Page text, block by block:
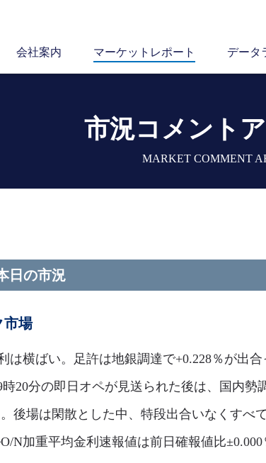
会社案内 マーケットレポート データ
市況コメント
MARKET COMMENT
日の市況
市場
横ばい。足許は地銀調達で+0.228％が出
20分の即日オペが見送られた後は、国内勢
後場は閑散とした中、特段出合いなくすべ
N加重平均金利速報値は前日確報値比±0.000